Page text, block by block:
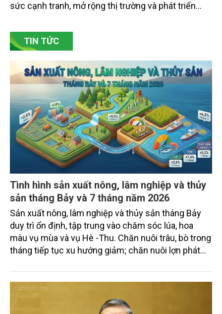
sức cạnh tranh, mở rộng thị trường và phát triển
Bắc Ninh, nhiều nghệ nhân và cơ sở sản xuất đã
chủ động đổi mới tư duy, đầu tư công nghệ, xây
TIN TỨC
Tình hình sản xuất nông, lâm nghiệp và thủy
sản tháng Bảy và 7 tháng năm 2026
Sản xuất nông, lâm nghiệp và thủy sản tháng Bảy
duy trì ổn định, tập trung vào chăm sóc lúa, hoa
màu vụ mùa và vụ Hè -Thu. Chăn nuôi trâu, bò trong
tháng tiếp tục xu hướng giảm; chăn nuôi lợn phát
trưởng khá. Diện tích rừng trồng mới và sản lượng
thủy sản đều tăng nhẹ.